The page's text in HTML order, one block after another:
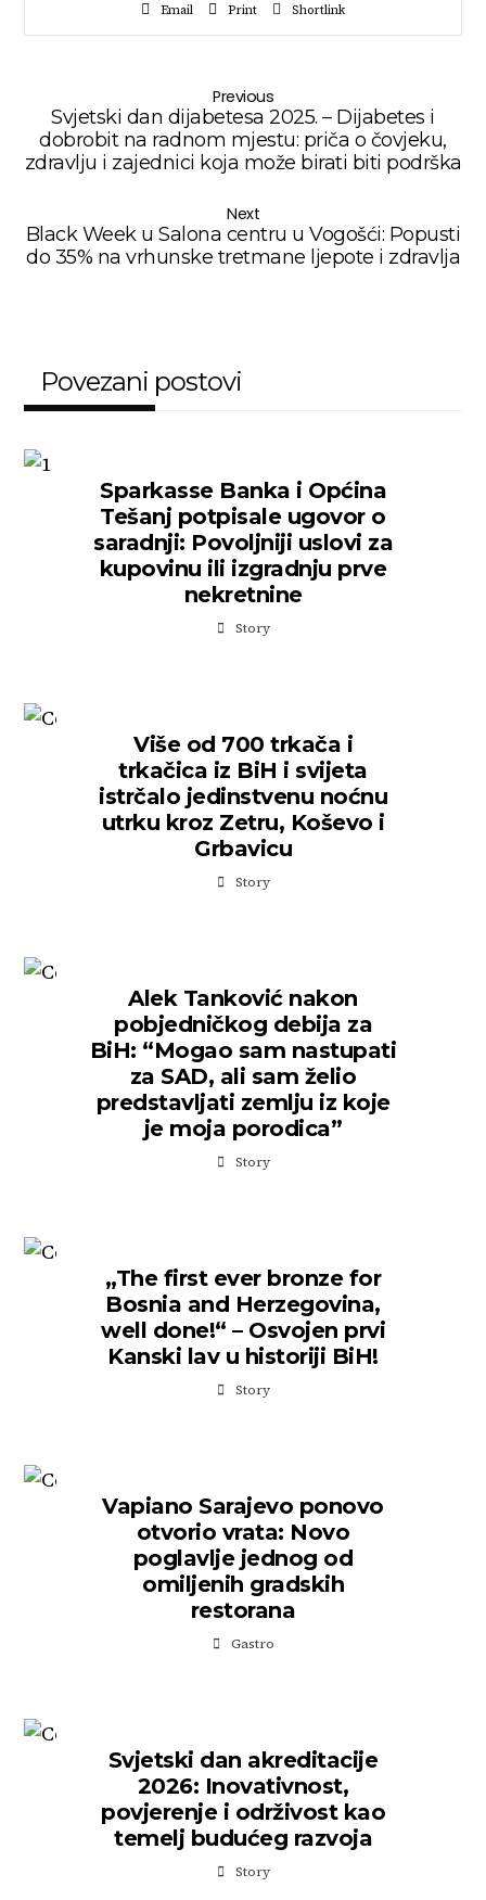
Email
Print Shortlink
Previous
Svjetski dan dijabetesa 2025. – Dijabetes i
dobrobit na radnom mjestu: priča o čovjeku,
zdravlju i zajednici koja može birati biti podrška
Next
Black Week u Salona centru u Vogošći: Popusti
do 35% na vrhunske tretmane ljepote i zdravlja
Povezani postovi
Sparkasse Banka i Općina
Tešanj potpisale ugovor o
saradnji: Povoljniji uslovi za
kupovinu ili izgradnju prve
nekretnine
Story
Više od 700 trkača i
trkačica iz BiH i svijeta
istrčalo jedinstvenu noćnu
utrku kroz Zetru, Koševo i
Grbavicu
Story
Alek Tanković nakon
pobjedničkog debija za
BiH: “Mogao sam nastupati
za SAD, ali sam želio
predstavljati zemlju iz koje
je moja porodica”
Story
„The first ever bronze for
Bosnia and Herzegovina,
well done!“ – Osvojen prvi
Kanski lav u historiji BiH!
Story
Vapiano Sarajevo ponovo
otvorio vrata: Novo
poglavlje jednog od
omiljenih gradskih
restorana
Gastro
Svjetski dan akreditacije
2026: Inovativnost,
povjerenje i održivost kao
temelj budućeg razvoja
Story